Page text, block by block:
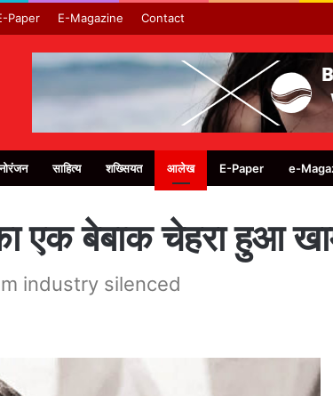
Paper E-Magazine Contact
साहित्य शख्सियत आलेख E-Paper e-
एक बेबाक चेहरा हुआ
industry silenced